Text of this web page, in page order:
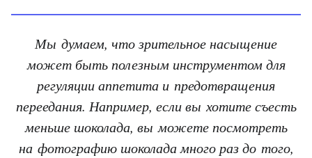
Мы думаем, что зрительное насыщение
может быть полезным инструментом для
регуляции аппетита и предотвращения
переедания. Например, если вы хотите съесть
меньше шоколада, вы можете посмотреть
на фотографию шоколада много раз до того,